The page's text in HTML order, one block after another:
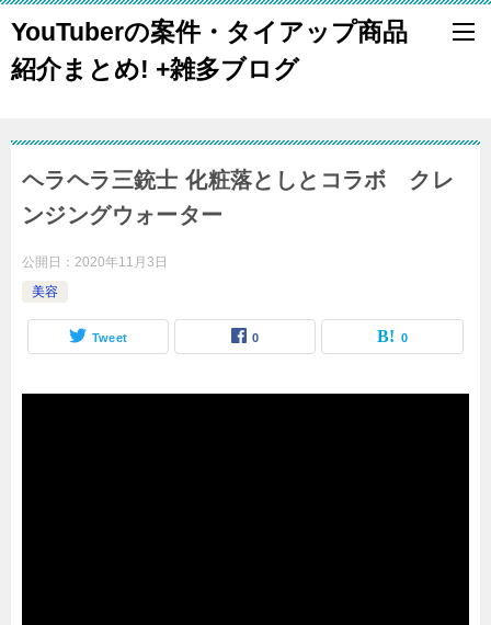
YouTuberの案件・タイアップ商品
紹介まとめ! +雑多ブログ
ヘラヘラ三銃士 化粧落としとコラボ クレ
ンジングウォーター
公開日： 2020年11月3日
美容
Tweet 0 0